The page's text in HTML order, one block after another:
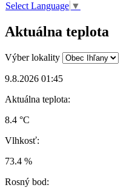
Select Language ▼
Aktuálna teplota
Výber lokality
9.8.2026 01:45
Aktuálna teplota:
8.4 °C
Vlhkosť:
73.4 %
Rosný bod: